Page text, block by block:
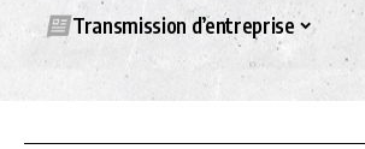
Transmission d’entreprise